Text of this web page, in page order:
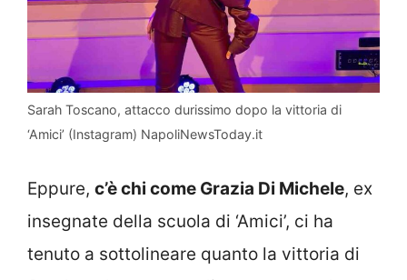
Sarah Toscano, attacco durissimo dopo la vittoria di
‘Amici’ (Instagram) NapoliNewsToday.it
Eppure, c’è chi come Grazia Di Michele, ex
insegnate della scuola di ‘Amici’, ci ha
tenuto a sottolineare quanto la vittoria di